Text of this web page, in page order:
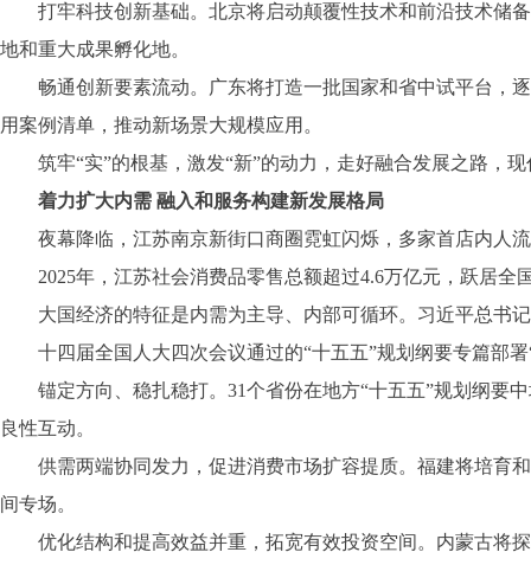
打牢科技创新基础。北京将启动颠覆性技术和前沿技术储备
地和重大成果孵化地。
畅通创新要素流动。广东将打造一批国家和省中试平台，逐
用案例清单，推动新场景大规模应用。
筑牢“实”的根基，激发“新”的动力，走好融合发展之路，现
着力扩大内需 融入和服务构建新发展格局
夜幕降临，江苏南京新街口商圈霓虹闪烁，多家首店内人流
2025年，江苏社会消费品零售总额超过4.6万亿元，跃居全
大国经济的特征是内需为主导、内部可循环。习近平总书
十四届全国人大四次会议通过的“十五五”规划纲要专篇部署
锚定方向、稳扎稳打。31个省份在地方“十五五”规划纲要中
良性互动。
供需两端协同发力，促进消费市场扩容提质。福建将培育和
间专场。
优化结构和提高效益并重，拓宽有效投资空间。内蒙古将探